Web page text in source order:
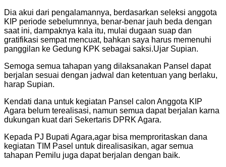
Dia akui dari pengalamannya, berdasarkan seleksi anggota
KIP periode sebelumnnya, benar-benar jauh beda dengan
saat ini, dampaknya kala itu, mulai dugaan suap dan
gratifikasi sempat mencuat, bahkan saya harus memenuhi
panggilan ke Gedung KPK sebagai saksi.Ujar Supian.
Semoga semua tahapan yang dilaksanakan Pansel dapat
berjalan sesuai dengan jadwal dan ketentuan yang berlaku,
harap Supian.
Kendati dana untuk kegiatan Pansel calon Anggota KIP
Agara belum terealisasi, namun semua dapat berjalan karna
dukungan kuat dari Sekertaris DPRK Agara.
Kepada PJ Bupati Agara,agar bisa memproritaskan dana
kegiatan TIM Pasel untuk direalisasikan, agar semua
tahapan Pemilu juga dapat berjalan dengan baik.